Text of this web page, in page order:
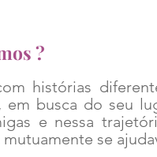
?
histórias
em busca do seu
e nessa
se